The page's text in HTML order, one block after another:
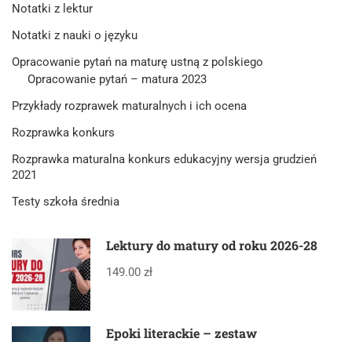
Notatki z lektur
Notatki z nauki o języku
Opracowanie pytań na maturę ustną z polskiego
Opracowanie pytań – matura 2023
Przykłady rozprawek maturalnych i ich ocena
Rozprawka konkurs
Rozprawka maturalna konkurs edukacyjny wersja grudzień
2021
Testy szkoła średnia
Lektury do matury od roku 2026-28
149.00 zł
Epoki literackie – zestaw